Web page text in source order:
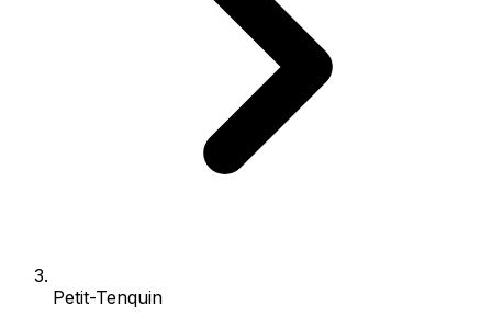
Petit-Tenquin